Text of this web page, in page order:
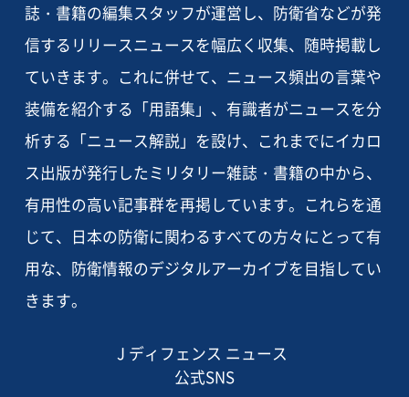
誌・書籍の編集スタッフが運営し、防衛省などが発
信するリリースニュースを幅広く収集、随時掲載し
ていきます。これに併せて、ニュース頻出の言葉や
装備を紹介する「用語集」、有識者がニュースを分
析する「ニュース解説」を設け、これまでにイカロ
ス出版が発行したミリタリー雑誌・書籍の中から、
有用性の高い記事群を再掲しています。これらを通
じて、日本の防衛に関わるすべての方々にとって有
用な、防衛情報のデジタルアーカイブを目指してい
きます。
J ディフェンス ニュース
公式SNS